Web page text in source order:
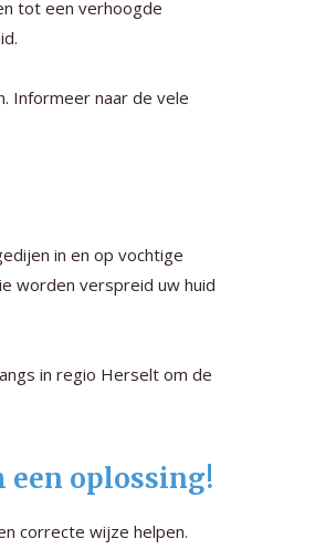
tot een verhoogde
Informeer naar de vele
in en op vochtige
worden verspreid uw huid
in regio Herselt om de
oplossing!
correcte wijze helpen.